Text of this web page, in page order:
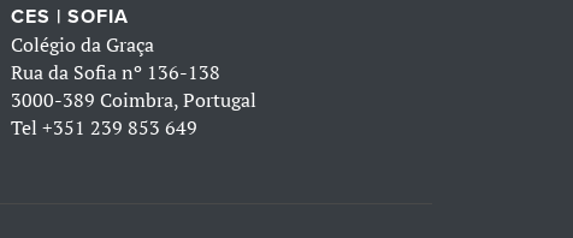
CES | SOFIA
Colégio da Graça
Rua da Sofia nº 136-138
3000-389 Coimbra, Portugal
Tel +351 239 853 649